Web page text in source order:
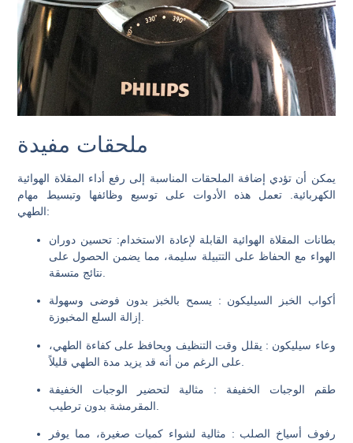
ملحقات مفيدة
يمكن أن تؤدي إضافة الملحقات المناسبة إلى رفع أداء المقلاة الهوائية
الكهربائية. تعمل هذه الأدوات على توسيع وظائفها وتبسيط مهام
الطهي:
بطانات المقلاة الهوائية القابلة لإعادة الاستخدام: تحسين دوران
الهواء مع الحفاظ على التتبيلة سليمة، مما يضمن الحصول على
أكواب الخبز السيليكون : يسمح بالخبز بدون فوضى وسهولة
وعاء سيليكون : يقلل وقت التنظيف ويحافظ على كفاءة الطهي،
طقم الوجبات الخفيفة : مثالية لتحضير الوجبات الخفيفة
رفوف أسياخ الصلب : مثالية لشواء كميات صغيرة، مما يوفر